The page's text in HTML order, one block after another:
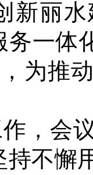
新丽
务一体
为推
，会
持不懈